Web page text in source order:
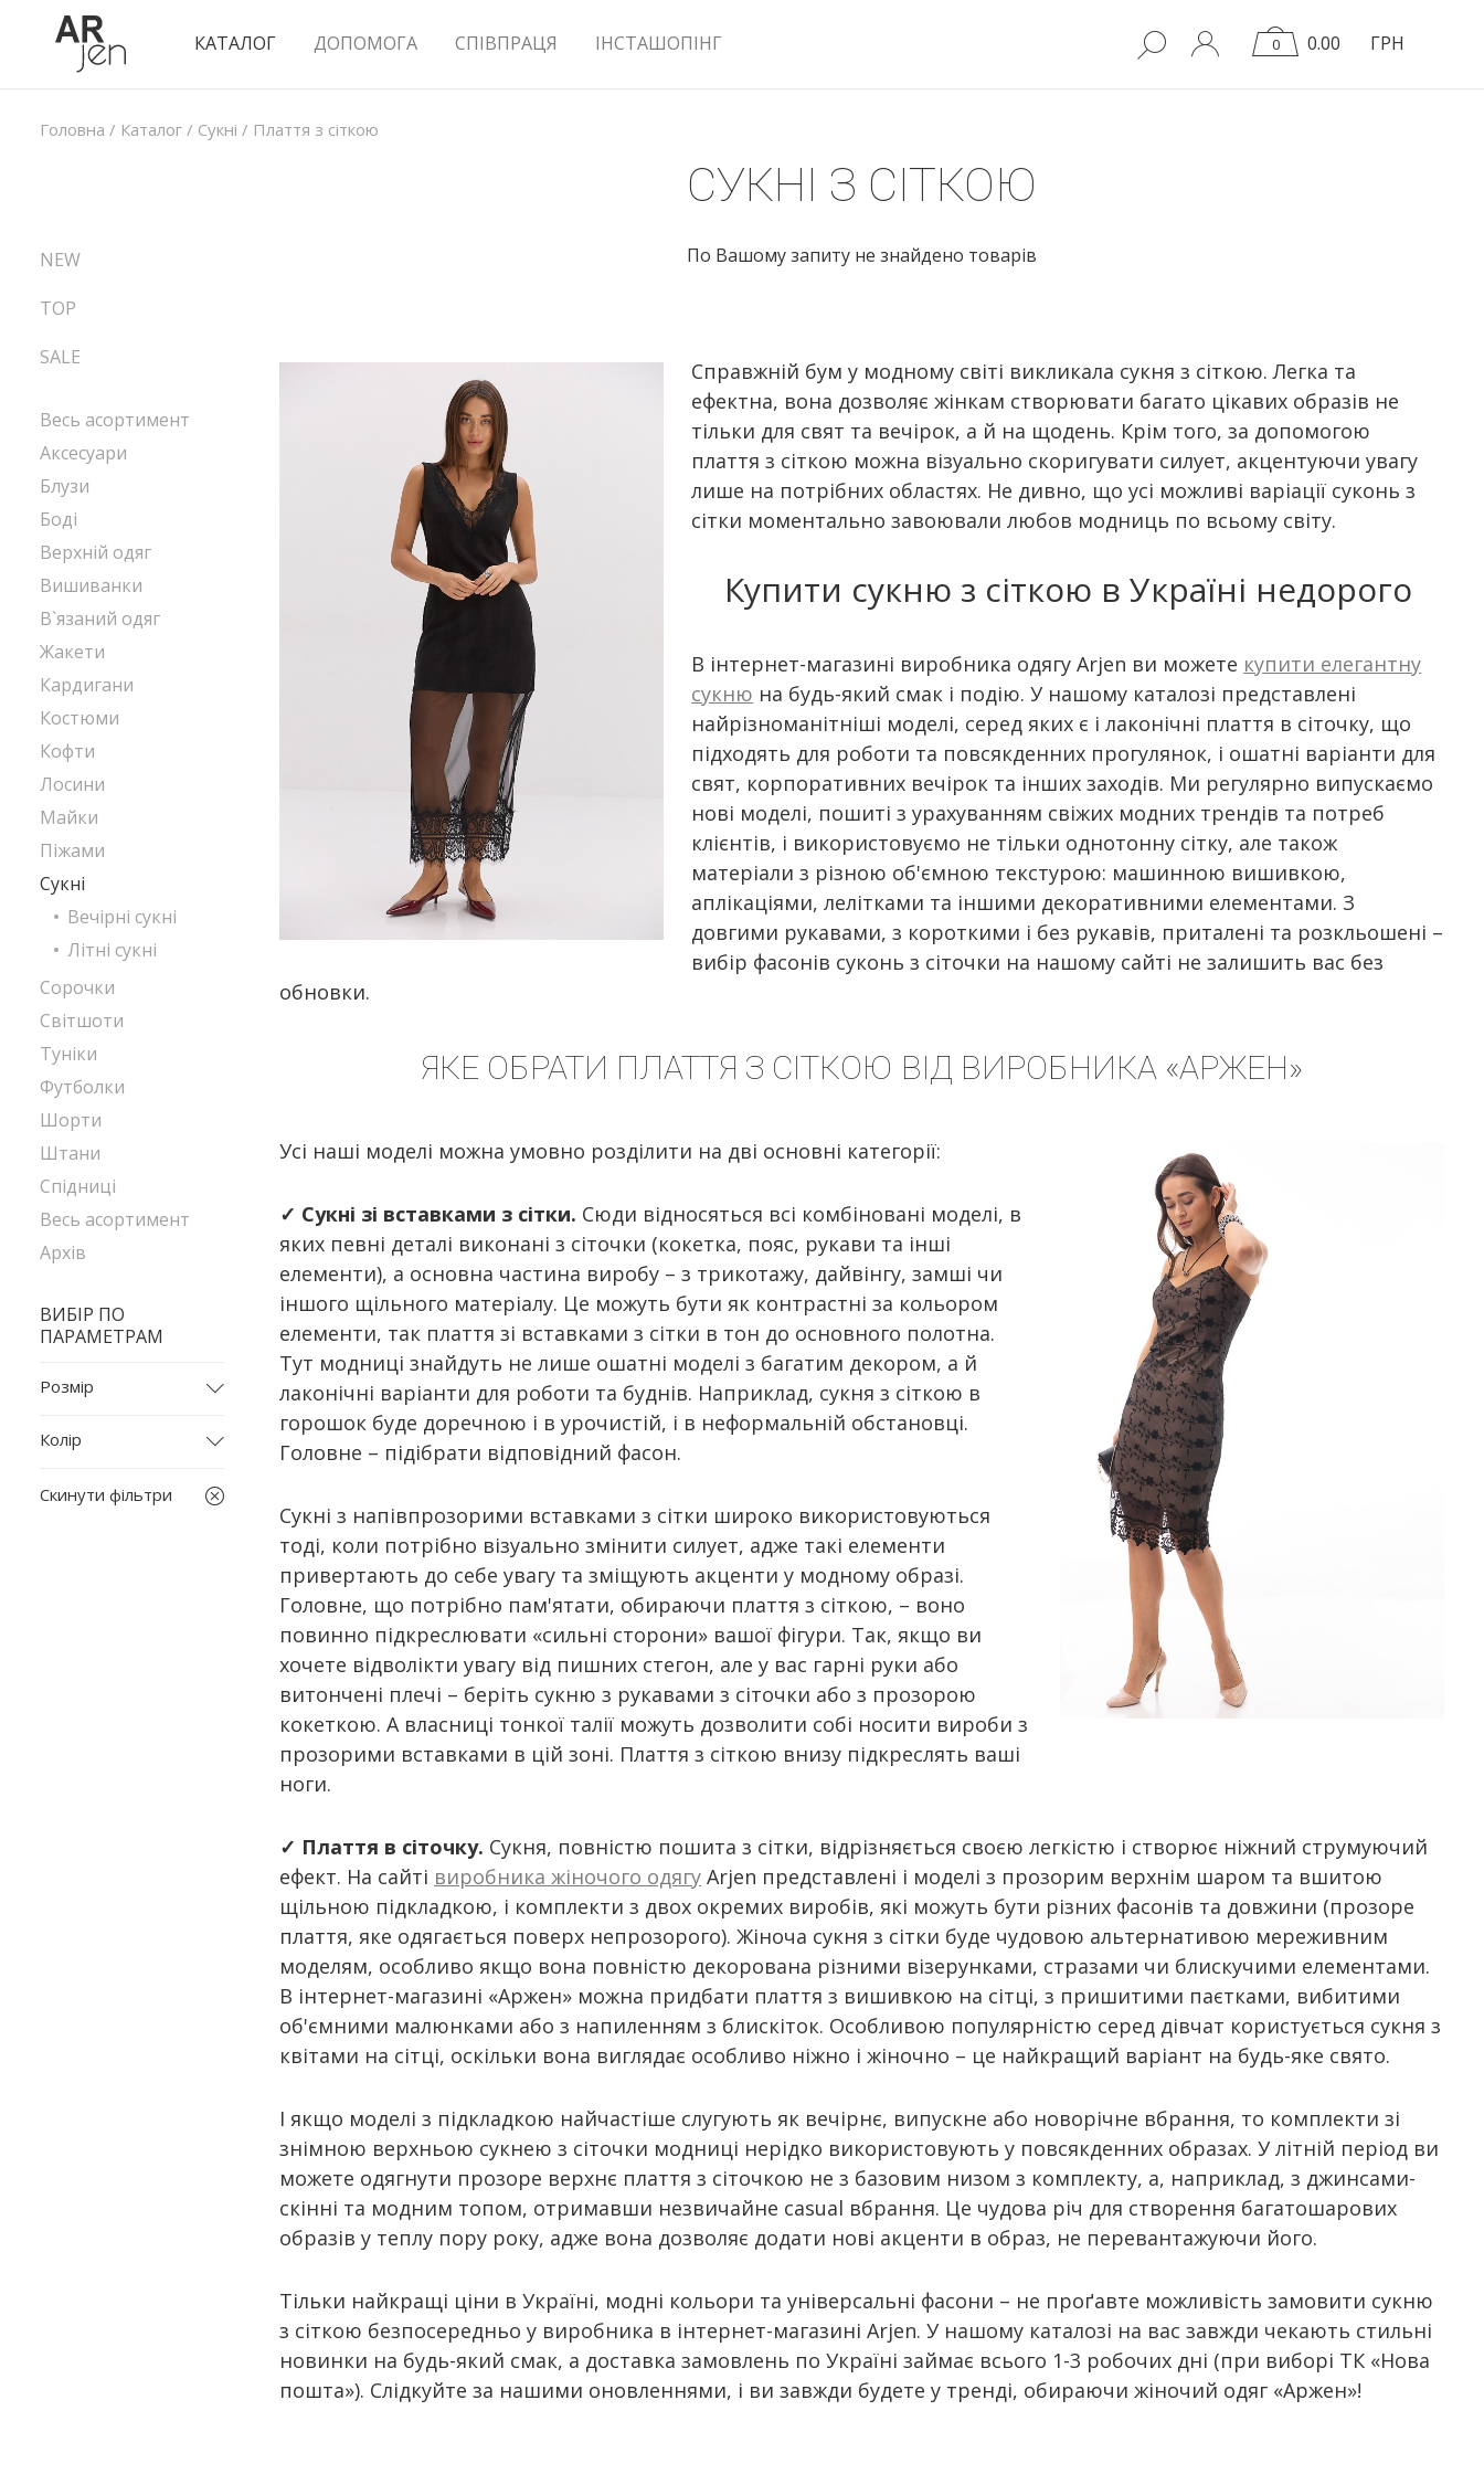
КАТАЛОГ ДОПОМОГА СПІВПРАЦЯ ІНСТАШОПІНГ 0 0.00 ГРН
Головна / Каталог / Сукні / Плаття з сіткою
СУКНІ З СІТКОЮ
Справжній бум у модному світі викликала сукня з сіткою. Легка та
ефектна, вона дозволяє жінкам створювати багато цікавих образів не
тільки для свят та вечірок, а й на щодень. Крім того, за допомогою
плаття з сіткою можна візуально скоригувати силует, акцентуючи увагу
лише на потрібних областях. Не дивно, що усі можливі варіації суконь з
сітки моментально завоювали любов модниць по всьому світу.
Купити сукню з сіткою в Україні недорого
В інтернет-магазині виробника одягу Arjen ви можете купити елегантну
сукню на будь-який смак і подію. У нашому каталозі представлені
найрізноманітніші моделі, серед яких є і лаконічні плаття в сіточку, що
підходять для роботи та повсякденних прогулянок, і ошатні варіанти для
свят, корпоративних вечірок та інших заходів. Ми регулярно випускаємо
нові моделі, пошиті з урахуванням свіжих модних трендів та потреб
клієнтів, і використовуємо не тільки однотонну сітку, але також
матеріали з різною об'ємною текстурою: машинною вишивкою,
аплікаціями, лелітками та іншими декоративними елементами. З
довгими рукавами, з короткими і без рукавів, приталені та розкльошені –
вибір фасонів суконь з сіточки на нашому сайті не залишить вас без
обновки.
ЯКЕ ОБРАТИ ПЛАТТЯ З СІТКОЮ ВІД ВИРОБНИКА «АРЖЕН»
Усі наші моделі можна умовно розділити на дві основні категорії:
✓ Сукні зі вставками з сітки. Сюди відносяться всі комбіновані моделі, в
яких певні деталі виконані з сіточки (кокетка, пояс, рукави та інші
елементи), а основна частина виробу – з трикотажу, дайвінгу, замші чи
іншого щільного матеріалу. Це можуть бути як контрастні за кольором
елементи, так плаття зі вставками з сітки в тон до основного полотна.
Тут модниці знайдуть не лише ошатні моделі з багатим декором, а й
лаконічні варіанти для роботи та буднів. Наприклад, сукня з сіткою в
горошок буде доречною і в урочистій, і в неформальній обстановці.
Головне – підібрати відповідний фасон.
Сукні з напівпрозорими вставками з сітки широко використовуються
тоді, коли потрібно візуально змінити силует, адже такі елементи
привертають до себе увагу та зміщують акценти у модному образі.
Головне, що потрібно пам'ятати, обираючи плаття з сіткою, – воно
повинно підкреслювати «сильні сторони» вашої фігури. Так, якщо ви
хочете відволікти увагу від пишних стегон, але у вас гарні руки або
витончені плечі – беріть сукню з рукавами з сіточки або з прозорою
кокеткою. А власниці тонкої талії можуть дозволити собі носити вироби з
прозорими вставками в цій зоні. Плаття з сіткою внизу підкреслять ваші
ноги.
✓ Плаття в сіточку. Сукня, повністю пошита з сітки, відрізняється своєю легкістю і створює ніжний струмуючий
ефект. На сайті виробника жіночого одягу Arjen представлені і моделі з прозорим верхнім шаром та вшитою
щільною підкладкою, і комплекти з двох окремих виробів, які можуть бути різних фасонів та довжини (прозоре
плаття, яке одягається поверх непрозорого). Жіноча сукня з сітки буде чудовою альтернативою мереживним
моделям, особливо якщо вона повністю декорована різними візерунками, стразами чи блискучими елементами.
В інтернет-магазині «Аржен» можна придбати плаття з вишивкою на сітці, з пришитими паєтками, вибитими
об'ємними малюнками або з напиленням з блискіток. Особливою популярністю серед дівчат користується сукня з
квітами на сітці, оскільки вона виглядає особливо ніжно і жіночно – це найкращий варіант на будь-яке свято.
І якщо моделі з підкладкою найчастіше слугують як вечірнє, випускне або новорічне вбрання, то комплекти зі
знімною верхньою сукнею з сіточки модниці нерідко використовують у повсякденних образах. У літній період ви
можете одягнути прозоре верхнє плаття з сіточкою не з базовим низом з комплекту, а, наприклад, з джинсами-
скінні та модним топом, отримавши незвичайне casual вбрання. Це чудова річ для створення багатошарових
образів у теплу пору року, адже вона дозволяє додати нові акценти в образ, не перевантажуючи його.
Тільки найкращі ціни в Україні, модні кольори та універсальні фасони – не проґавте можливість замовити сукню
з сіткою безпосередньо у виробника в інтернет-магазині Arjen. У нашому каталозі на вас завжди чекають стильні
новинки на будь-який смак, а доставка замовлень по Україні займає всього 1-3 робочих дні (при виборі ТК «Нова
пошта»). Слідкуйте за нашими оновленнями, і ви завжди будете у тренді, обираючи жіночий одяг «Аржен»!
По Вашому запиту не знайдено товарів
NEW
TOP
SALE
Весь асортимент
Аксесуари
Блузи
Боді
Верхній одяг
Вишиванки
В`язаний одяг
Жакети
Кардигани
Костюми
Кофти
Лосини
Майки
Піжами
Сукні
Вечірні сукні
Літні сукні
Сорочки
Світшоти
Туніки
Футболки
Шорти
Штани
Спідниці
Весь асортимент
Архів
ВИБІР ПО
ПАРАМЕТРАМ
Розмір
M
S
Колір
білий
Скинути фільтри